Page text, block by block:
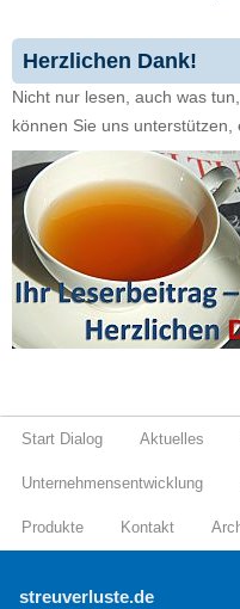
Herzlichen Dank!
Nicht nur lesen, auch was
können Sie uns unterstützen,
Start Dialog Aktuelles
Unternehmensentwicklung
Produkte Kontakt
streuverluste.de